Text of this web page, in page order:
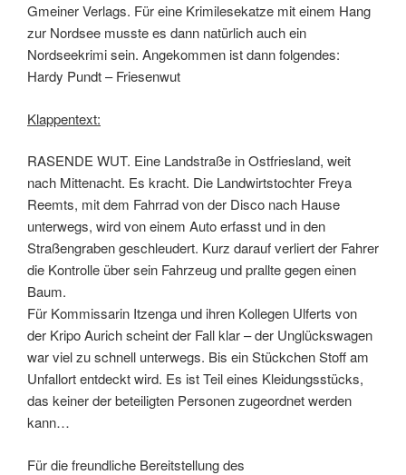
Gmeiner Verlags. Für eine Krimilesekatze mit einem Hang
zur Nordsee musste es dann natürlich auch ein
Nordseekrimi sein. Angekommen ist dann folgendes:
Hardy Pundt – Friesenwut
Klappentext:
RASENDE WUT. Eine Landstraße in Ostfriesland, weit
nach Mittenacht. Es kracht. Die Landwirtstochter Freya
Reemts, mit dem Fahrrad von der Disco nach Hause
unterwegs, wird von einem Auto erfasst und in den
Straßengraben geschleudert. Kurz darauf verliert der Fahrer
die Kontrolle über sein Fahrzeug und prallte gegen einen
Baum.
Für Kommissarin Itzenga und ihren Kollegen Ulferts von
der Kripo Aurich scheint der Fall klar – der Unglückswagen
war viel zu schnell unterwegs. Bis ein Stückchen Stoff am
Unfallort entdeckt wird. Es ist Teil eines Kleidungsstücks,
das keiner der beteiligten Personen zugeordnet werden
kann…
Für die freundliche Bereitstellung des